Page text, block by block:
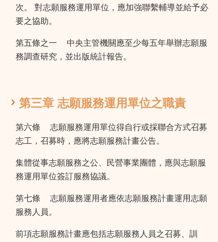
次。 對志願服務運用單位，應加強聯繫輔導並給予必
要之協助。
第五條之一
中央主管機關應至少每五年舉辦志願服
務調查研究，並出版統計報告。
第三章 志願服務運用單位之職責
第六條
志願服務運用單位得自行或採聯合方式召募
志工，召募時，應將志願服務計畫公告。
集體從事志願服務之公、民營事業團體，應與志願服
務運用單位簽訂服務協議。
第七條
志願服務運用者應依志願服務計畫運用志願
服務人員。
前項志願服務計畫應包括志願服務人員之召募、訓